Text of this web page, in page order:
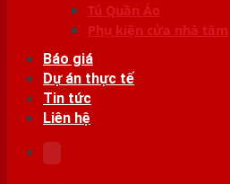
Tủ Quần Áo
Phụ kiện cửa nhà tắm
Báo giá
Dự án thực tế
Tin tức
Liên hệ